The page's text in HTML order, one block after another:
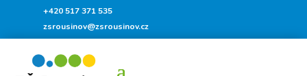
+420 517 371 535
zsrousinov@zsrousinov.cz